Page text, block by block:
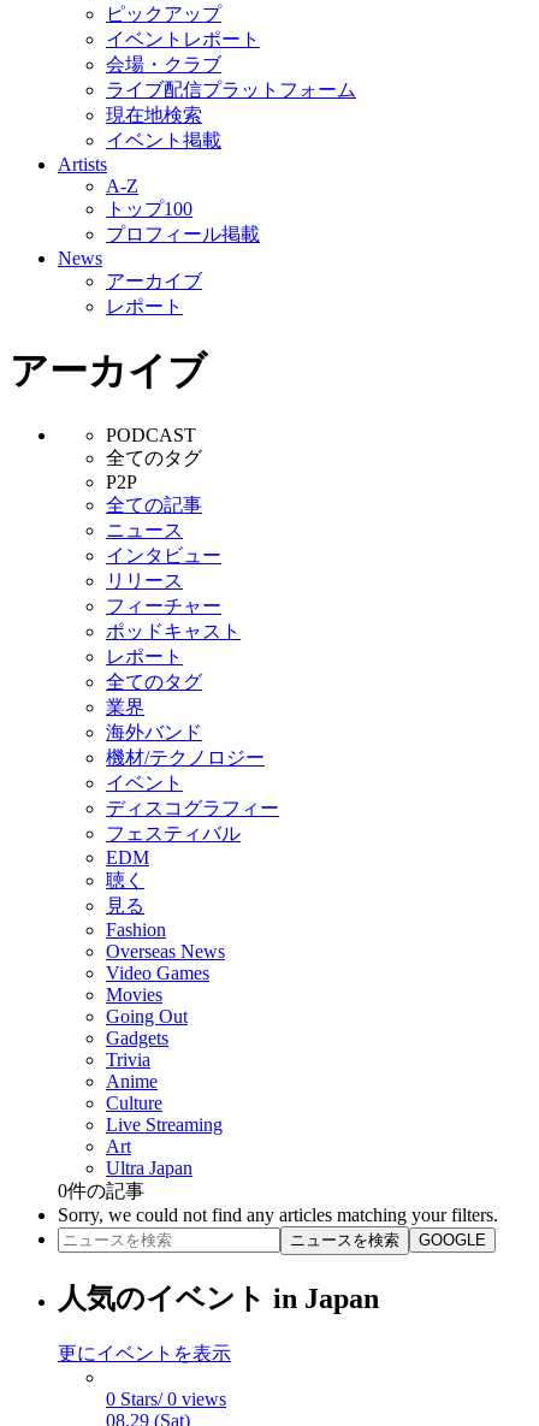
ピックアップ
イベントレポート
会場・クラブ
ライブ配信プラットフォーム
現在地検索
イベント掲載
Artists
A-Z
トップ100
プロフィール掲載
News
アーカイブ
レポート
アーカイブ
PODCAST
全てのタグ
P2P
全ての記事
ニュース
インタビュー
リリース
フィーチャー
ポッドキャスト
レポート
全てのタグ
業界
海外バンド
機材/テクノロジー
イベント
ディスコグラフィー
フェスティバル
EDM
聴く
見る
Fashion
Overseas News
Video Games
Movies
Going Out
Gadgets
Trivia
Anime
Culture
Live Streaming
Art
Ultra Japan
0件の記事
Sorry, we could not find any articles matching your filters.
ニュースを検索 GOOGLE
人気のイベント in Japan
更にイベントを表示
0 Stars/ 0 views
08.29 (Sat)